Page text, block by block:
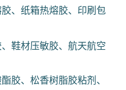
、纸箱热熔胶、印刷包
鞋材压敏胶、航天航空
胶、松香树脂胶粘剂、